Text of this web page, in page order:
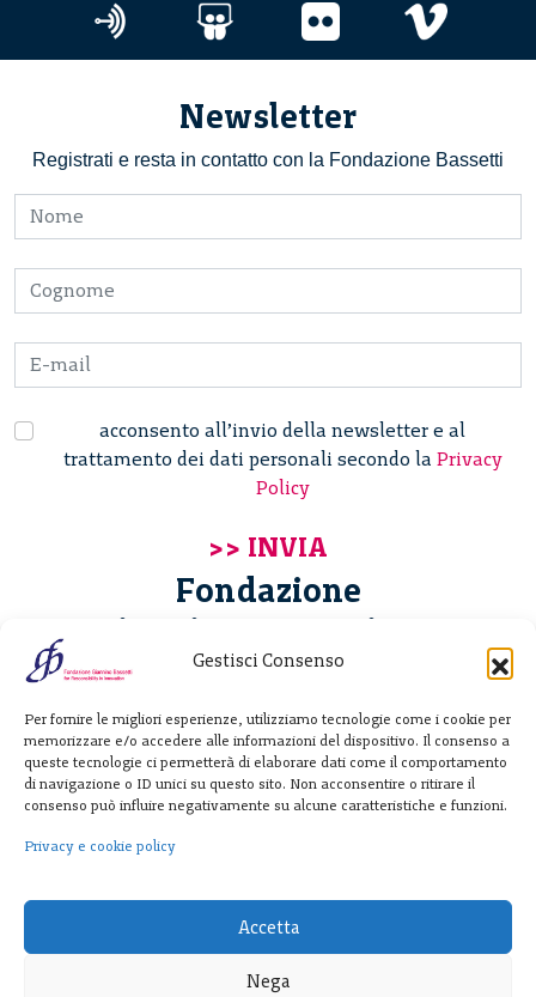
Gestisci Consenso
Per fornire le migliori esperienze, utilizziamo tecnologie come i cookie per
memorizzare e/o accedere alle informazioni del dispositivo. Il consenso a
queste tecnologie ci permetterà di elaborare dati come il comportamento
di navigazione o ID unici su questo sito. Non acconsentire o ritirare il
consenso può influire negativamente su alcune caratteristiche e funzioni.
Privacy e cookie policy
Accetta
Nega
Newsletter
Registrati e resta in contatto con la Fondazione Bassetti
acconsento all’invio della newsletter e al
trattamento dei dati personali secondo la Privacy
Policy
Fondazione
Giannino Bassetti ETS
20122 Milano - Italia
T. +39 02 781933
F. + 39 02 76392030
info@fondazionebassetti.org
p.i. 12520270153